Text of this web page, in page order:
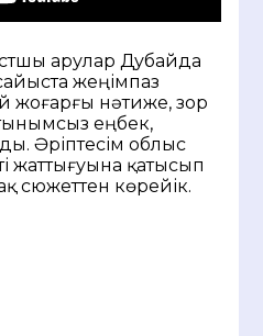
арулар Дубайда
жеңімпаз
жоғарғы нәтиже, зор
тынымсыз еңбек,
Әріптесім облыс
жаттығуына қатысып
сюжеттен көрейік.